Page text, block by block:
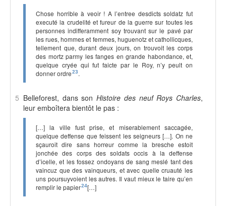
Chose horrible à veoir ! A l’entree desdicts soldatz fut
executé la crudelité et fureur de la guerre sur toutes les
personnes indifferamment soy trouvant sur le pavé par
les rues, hommes et femmes, huguenotz et cathollicques,
tellement que, durant deux jours, on trouvoit les corps
des mortz parmy les fanges en grande habondance, et,
quelque cryée qui fut faicte par le Roy, n’y peult on
donner ordre23.
5 Belleforest, dans sonHistoire des neuf Roys Charles,
leur emboîtera bientôt le pas :
[…] la ville fust prise, et miserablement saccagée,
quelque deffense que feissent les seigneurs […]. On ne
sçauroit dire sans horreur comme la bresche estoit
jonchée des corps des soldats occis à la deffense
d’icelle, et les fossez ondoyans de sang meslé tant des
vaincuz que des vainqueurs, et avec quelle cruauté les
uns poursuyvoient les autres. Il vaut mieux le taire qu’en
remplir le papier24[…]